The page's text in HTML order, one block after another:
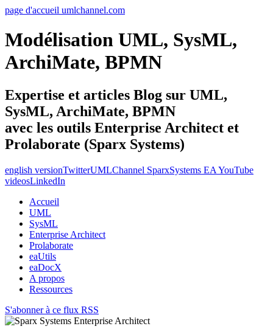
page d'accueil umlchannel.com
Modélisation UML, SysML,
ArchiMate, BPMN
Expertise et articles Blog sur UML,
SysML, ArchiMate, BPMN
avec les outils Enterprise Architect et
Prolaborate (Sparx Systems)
english versionTwitterUMLChannel SparxSystems EA YouTube
videosLinkedIn
Accueil
UML
SysML
Enterprise Architect
Prolaborate
eaUtils
eaDocX
A propos
Ressources
S'abonner à ce flux RSS